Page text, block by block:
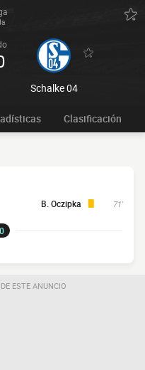
Schalke 04
Clasificación
71'
B. Oczipka
ESTE ANUNCIO